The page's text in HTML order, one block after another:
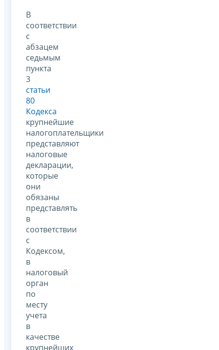
В
соответствии
с
абзацем
седьмым
пункта
3
статьи
80
Кодекса
крупнейшие
налогоплательщики
представляют
налоговые
декларации,
которые
они
обязаны
представлять
в
соответствии
с
Кодексом,
в
налоговый
орган
по
месту
учета
в
качестве
крупнейших